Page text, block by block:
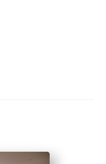
ระเจ้าลูกเธอ เจ้าฟ้าพัชรกิติยา
ชีวิตและสิทธิของผู้หญิงในสถาน
างต่อเนื่องของประเทศไทยใน
ติอย่างเป็นรูปธรรม ผ่าน
นโครงการระดับโลกและจัดตั้ง
ยังได้ย้ำถึงความมุ่งมั่นของ
งผู้หญิงในทุกบริบท ในฐานะ